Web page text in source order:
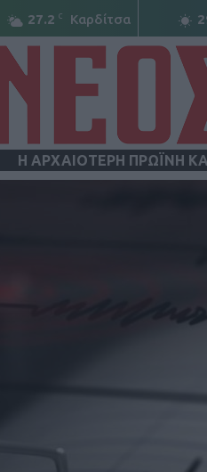
27.2 C Καρδίτσα
Η ΑΡΧΑΙΟΤΕΡΗ ΠΡΩΪΝΗ